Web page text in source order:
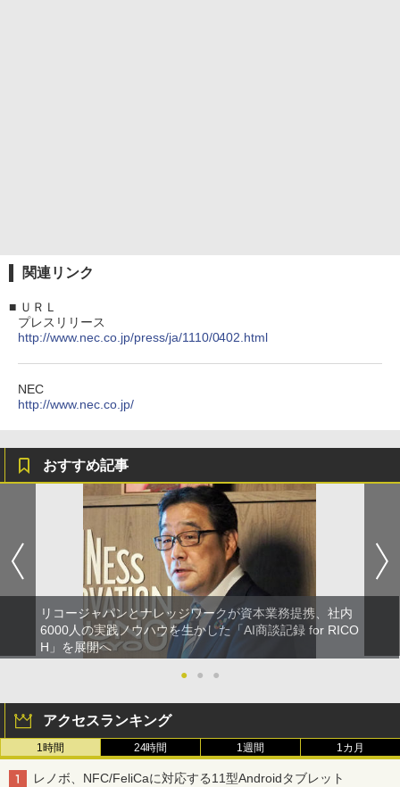
関連リンク
■ ＵＲＬ
プレスリリース
http://www.nec.co.jp/press/ja/1110/0402.html
NEC
http://www.nec.co.jp/
おすすめ記事
リコージャパンとナレッジワークが資本業務提携、社内
6000人の実践ノウハウを生かした「AI商談記録 for RICO
H」を展開へ
●
● ●
アクセスランキング
1時間 24時間 1週間 1カ月
レノボ、NFC/FeliCaに対応する11型Androidタブレット